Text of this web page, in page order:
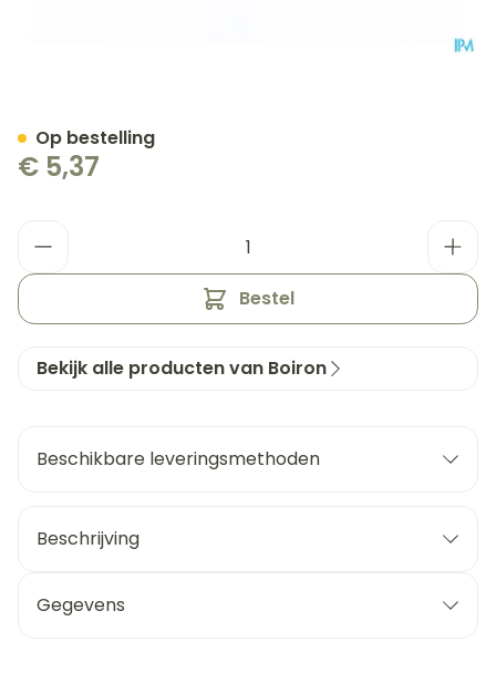
€ 5,37
Bestel
Op bestelling
Bekijk alle producten van Boiron
Beschikbare leveringsmethoden
Beschrijving
Gegevens